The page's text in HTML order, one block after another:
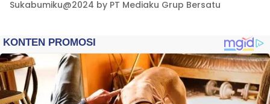
Sukabumiku@2024 by PT Mediaku Grup Bersatu